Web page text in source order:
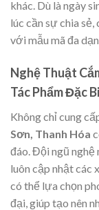
khác. Dù là ngày
lúc cần sự chia
với mẫu mã đa
Nghệ Thuật
Tác Phẩm Đặc
Không chỉ cung
Sơn, Thanh Hóa
đáo. Đội ngũ nghệ
luôn cập nhật các
có thể lựa chọn
đại, giúp tạo nên